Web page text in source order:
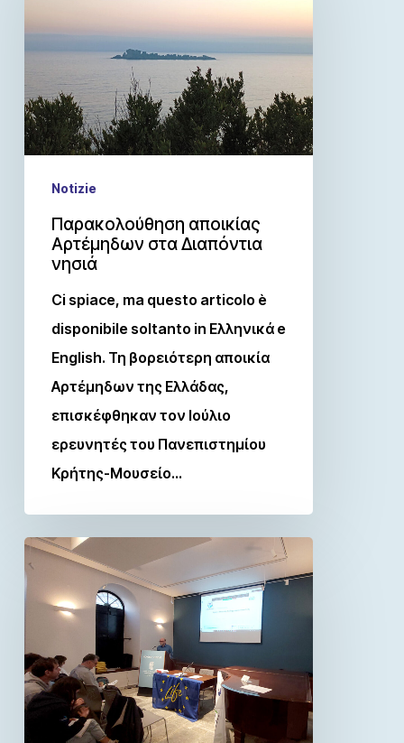
Notizie
Παρακολούθηση αποικίας
Αρτέμηδων στα Διαπόντια
νησιά
Ci spiace, ma questo articolo è
disponibile soltanto in Ελληνικά e
English. Τη βορειότερη αποικία
Αρτέμηδων της Ελλάδας,
επισκέφθηκαν τον Ιούλιο
ερευνητές του Πανεπιστημίου
Κρήτης-Μουσείο…